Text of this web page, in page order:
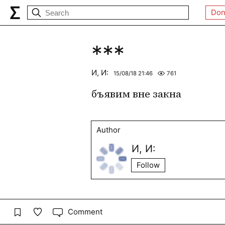
***
И, И: 15/08/18 21:46 761
бъявим вне закна
Author
И, И:
Follow
Comment